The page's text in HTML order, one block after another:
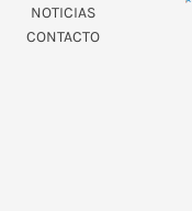
NOTICIAS
CONTACTO